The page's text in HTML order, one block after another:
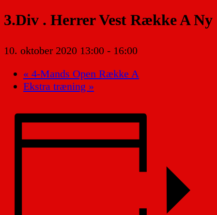
3.Div . Herrer Vest Række A Ny
10. oktober 2020 13:00 - 16:00
« 4-Mands Open Række A
Ekstra træning »